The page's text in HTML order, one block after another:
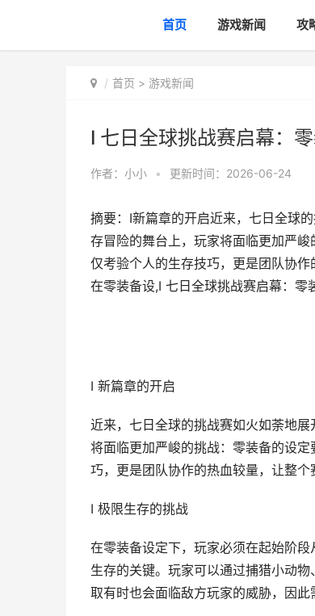
首页 游戏新闻 攻
首页 > 游戏新闻
I 七日全球挑战赛启幕：
作者： 小小 • 更新时间：2026-06-24
摘要：I新篇章的开启近来，七日全球
存冒险的舞台上，玩家将面临更加严
仅考验个人的生存技巧，更是团队协
在零装备设,I 七日全球挑战赛启幕：零
I 新篇章的开启
近来，七日全球的挑战赛如火如荼地
将面临更加严峻的挑战：零装备的设
巧，更是团队协作的热血较量，让整个
I 极限生存的挑战
在零装备设定下，玩家必须在起始阶
生存的关键。玩家可以通过捕猎小动
取有时也会面临敌方玩家的威胁，因此